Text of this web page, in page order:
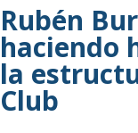
Rubén
haciendo
la
Club